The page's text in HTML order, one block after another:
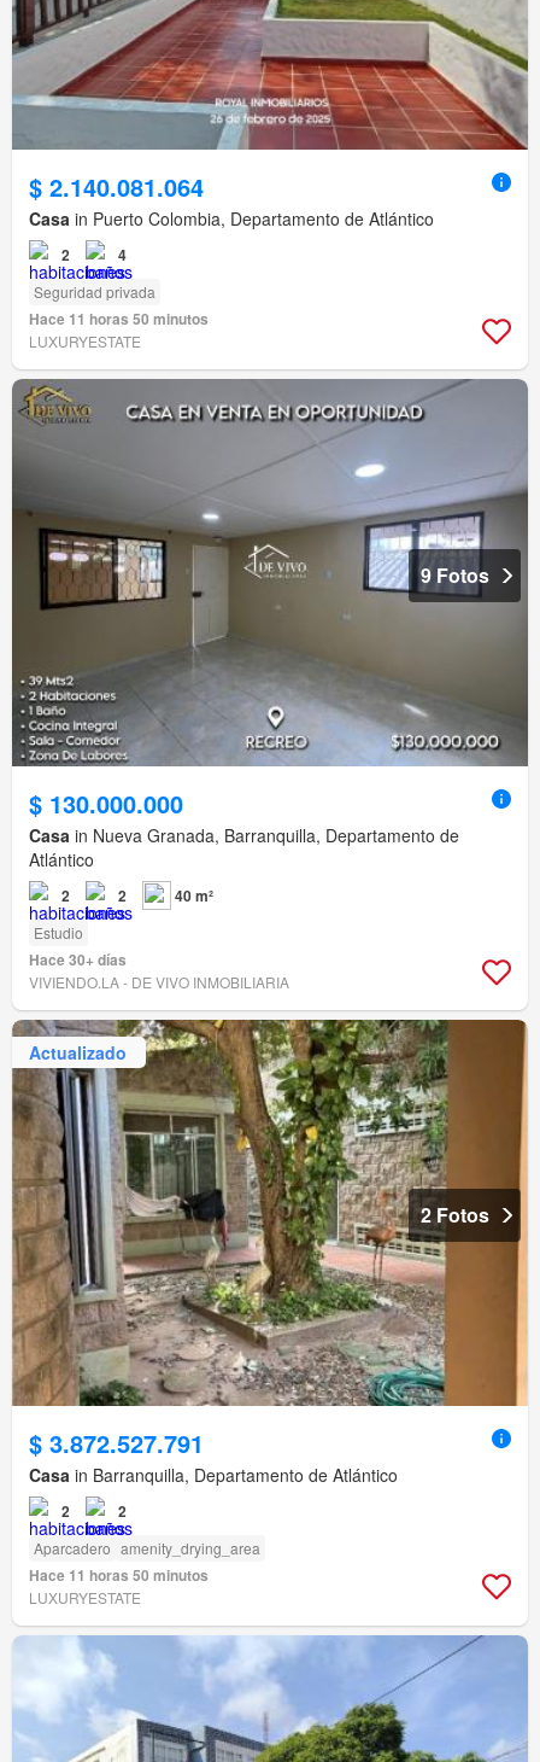
$ 2.140.081.064
Casa in Puerto Colombia, Departamento de Atlántico
2 4
Seguridad privada
Hace 11 horas 50 minutos
LUXURYESTATE
9 Fotos
$ 130.000.000
Casa in Nueva Granada, Barranquilla, Departamento de
Atlántico
2 2 40 m²
Estudio
Hace 30+ días
VIVIENDO.LA - DE VIVO INMOBILIARIA
Actualizado
2 Fotos
$ 3.872.527.791
Casa in Barranquilla, Departamento de Atlántico
2 2
Aparcadero amenity_drying_area
Hace 11 horas 50 minutos
LUXURYESTATE